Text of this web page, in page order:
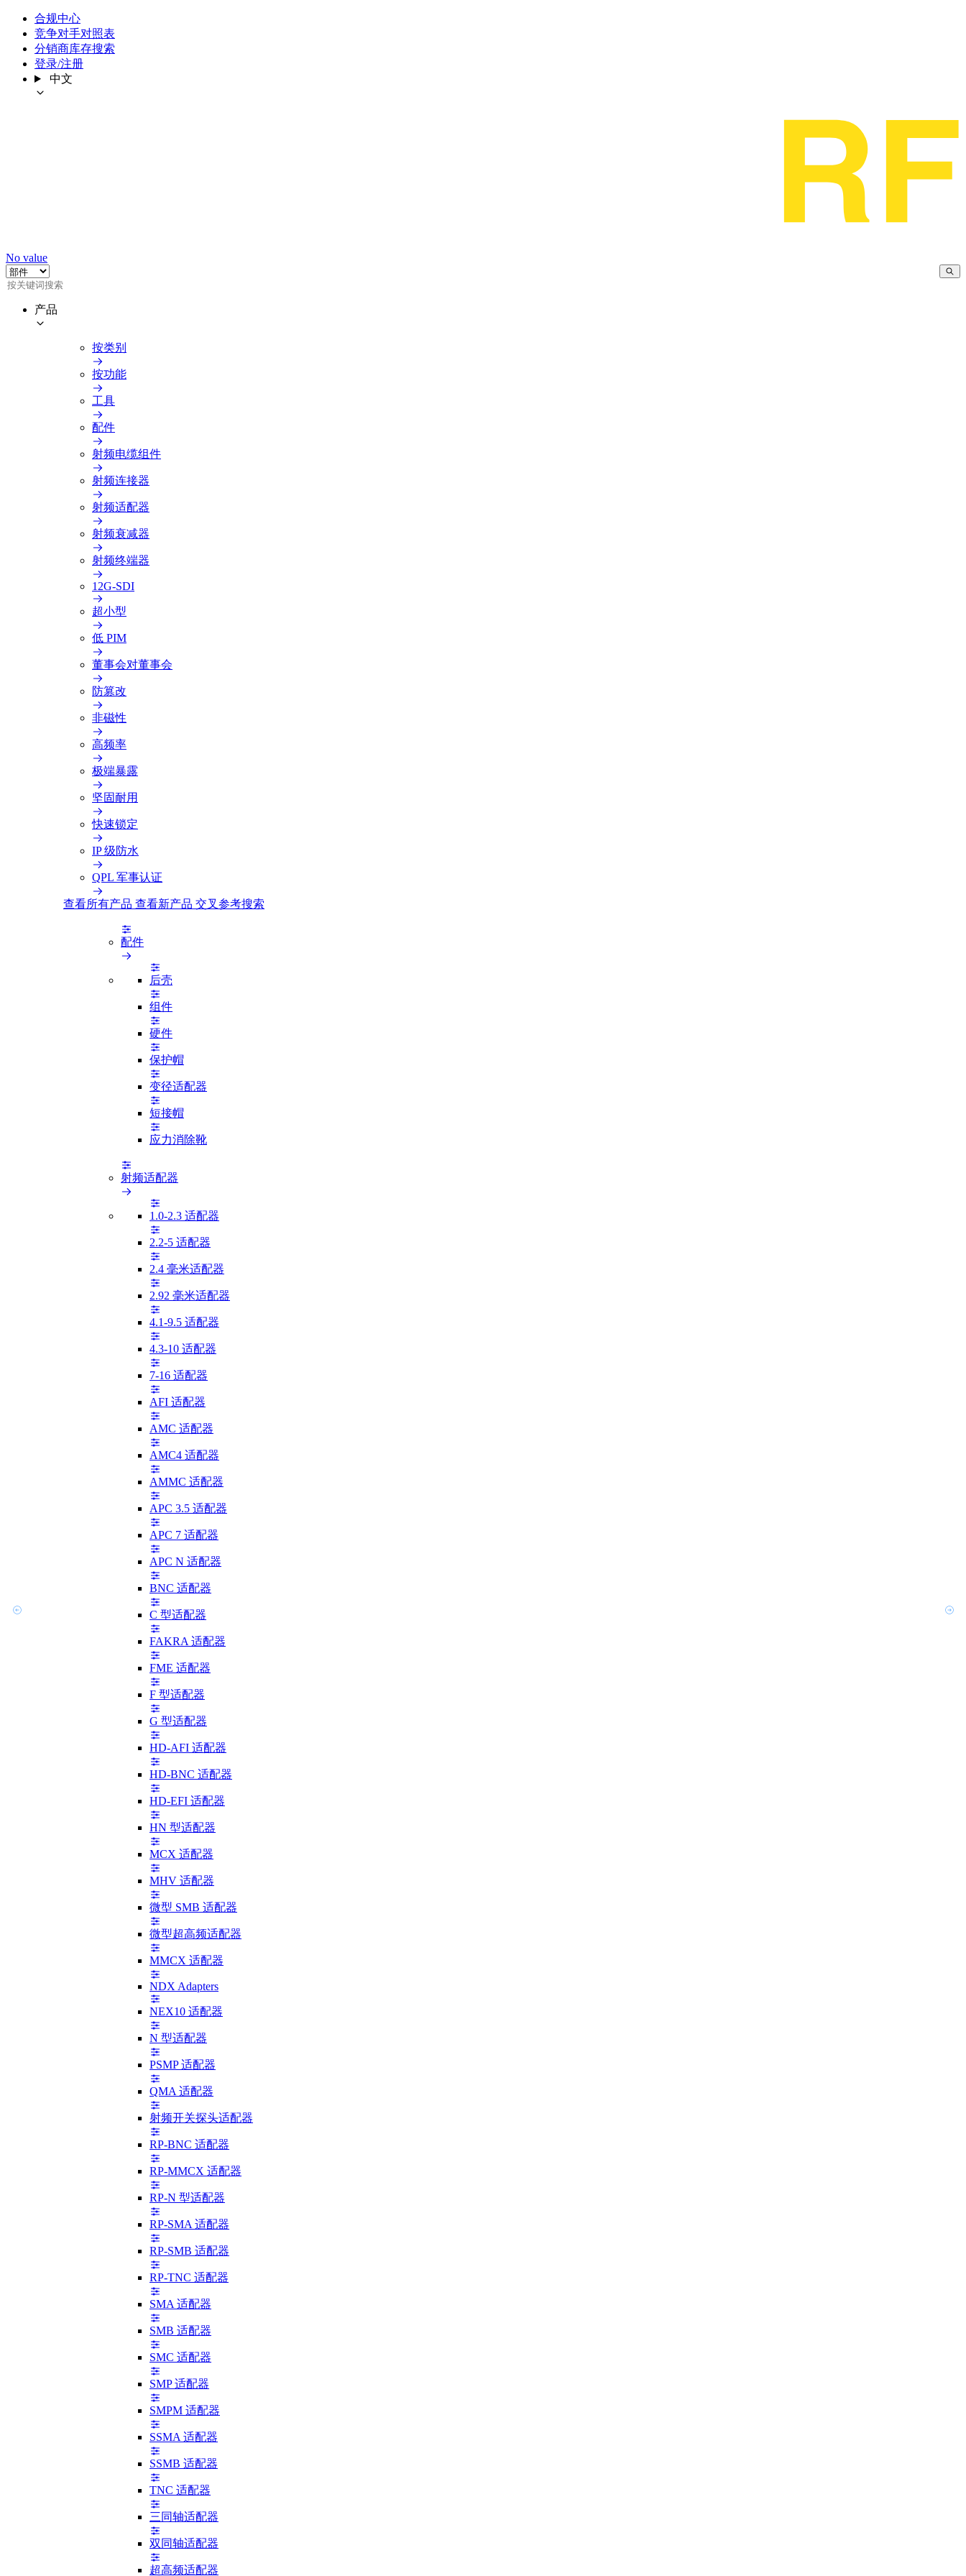
合规中心
竞争对手对照表
分销商库存搜索
登录/注册
中文
No value
产品
按类别
按功能
工具
配件
射频电缆组件
射频连接器
射频适配器
射频衰减器
射频终端器
12G-SDI
超小型
低 PIM
董事会对董事会
防篡改
非磁性
高频率
极端暴露
坚固耐用
快速锁定
IP 级防水
QPL 军事认证
查看所有产品 查看新产品 交叉参考搜索
配件
后壳
组件
硬件
保护帽
变径适配器
短接帽
应力消除靴
射频适配器
1.0-2.3 适配器
2.2-5 适配器
2.4 毫米适配器
2.92 毫米适配器
4.1-9.5 适配器
4.3-10 适配器
7-16 适配器
AFI 适配器
AMC 适配器
AMC4 适配器
AMMC 适配器
APC 3.5 适配器
APC 7 适配器
APC N 适配器
BNC 适配器
C 型适配器
FAKRA 适配器
FME 适配器
F 型适配器
G 型适配器
HD-AFI 适配器
HD-BNC 适配器
HD-EFI 适配器
HN 型适配器
MCX 适配器
MHV 适配器
微型 SMB 适配器
微型超高频适配器
MMCX 适配器
NDX Adapters
NEX10 适配器
N 型适配器
PSMP 适配器
QMA 适配器
射频开关探头适配器
RP-BNC 适配器
RP-MMCX 适配器
RP-N 型适配器
RP-SMA 适配器
RP-SMB 适配器
RP-TNC 适配器
SMA 适配器
SMB 适配器
SMC 适配器
SMP 适配器
SMPM 适配器
SSMA 适配器
SSMB 适配器
TNC 适配器
三同轴适配器
双同轴适配器
超高频适配器